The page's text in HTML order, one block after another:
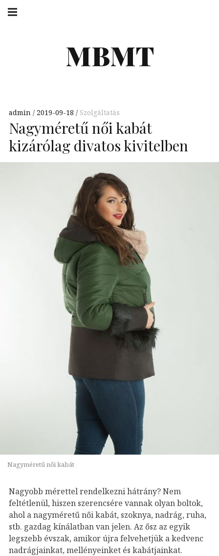
Skip
MBMT
navigation
admin 2019-09-18 Szolgáltatás
Nagyméretű női kabát
kizárólag divatos kivitelben
Nagyméretű női kabát
Nagyobb mérettel rendelkezni hátrány? Nem
feltétlenül, hiszen szerencsére vannak olyan boltok,
ahol a nagyméretű női kabát, szoknya, nadrág, ruha,
stb. gazdag kínálatban van jelen. Az ősz az egyik
legszebb évszak, amikor újra felvehetjük a kedvenc
nadrágjainkat, mellényeinket és kabátjainkat.